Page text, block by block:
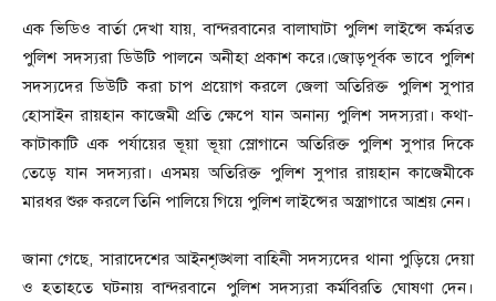
এক ভিডিও বার্তা দেখা যায়, বান্দরবানের বালাঘাটা পুলিশ লাইন্সে কর্মরত
পুলিশ সদস্যরা ডিউটি পালনে অনীহা প্রকাশ করে।জোড়পূর্বক ভাবে পুলিশ
সদস্যদের ডিউটি করা চাপ প্রয়োগ করলে জেলা অতিরিক্ত পুলিশ সুপার
হোসাইন রায়হান কাজেমী প্রতি ক্ষেপে যান অনান্য পুলিশ সদস্যরা। কথা-
কাটাকাটি এক পর্যায়ের ভূয়া ভূয়া স্লোগানে অতিরিক্ত পুলিশ সুপার দিকে
তেড়ে যান সদস্যরা। এসময় অতিরিক্ত পুলিশ সুপার রায়হান কাজেমীকে
মারধর শুরু করলে তিনি পালিয়ে গিয়ে পুলিশ লাইন্সের অস্ত্রাগারে আশ্রয় নেন।
জানা গেছে, সারাদেশের আইনশৃঙ্খলা বাহিনী সদস্যদের থানা পুড়িয়ে দেয়া
ও হতাহতে ঘটনায় বান্দরবানে পুলিশ সদস্যরা কর্মবিরতি ঘোষণা দেন।